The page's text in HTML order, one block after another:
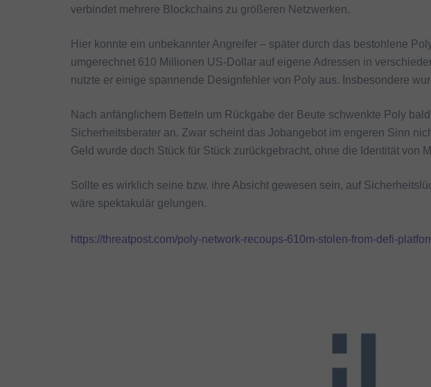
verbindet mehrere Blockchains zu größeren Netzwerken.
Hier konnte ein unbekannter Angreifer – später durch das bestohlene
umgerechnet 610 Millionen US-Dollar auf eigene Adressen in
nutzte er einige spannende Designfehler von Poly aus. Insbesondere
Nach anfänglichem Betteln um Rückgabe der Beute schwenkte Poly
Sicherheitsberater an. Zwar scheint das Jobangebot im engeren Sinn
Geld wurde doch Stück für Stück zurückgebracht, ohne die Identität von
Sollte es wirklich seine bzw. ihre Absicht gewesen sein, auf
wäre spektakulär gelungen.
https://threatpost.com/poly-network-recoups-610m-stolen-from-defi-